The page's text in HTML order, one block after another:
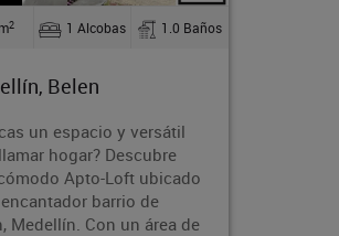
90 m2 3 Alcobas 2.0 Baños
Medellín, Almeria
¿Buscas un hogar que te brinde
comodidad, estilo y acceso a
una vida activa y saludable?
Entonces, este apartamento
amoblado en el exclusivo barrio